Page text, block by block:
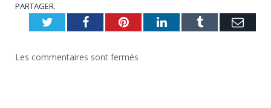
PARTAGER.
TwitterFacebookPinterestLinkedInTumblr
Les commentaires sont fermés